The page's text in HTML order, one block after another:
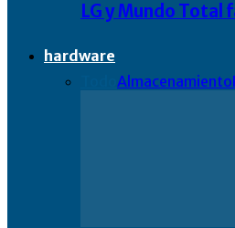
LG y Mundo
hardware
Almacenamiento